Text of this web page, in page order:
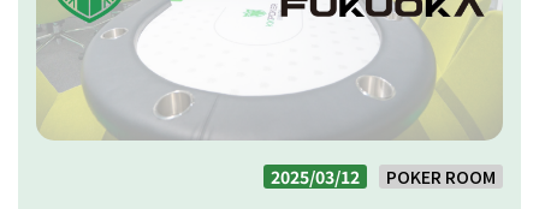
2025/03/12 POKER ROOM